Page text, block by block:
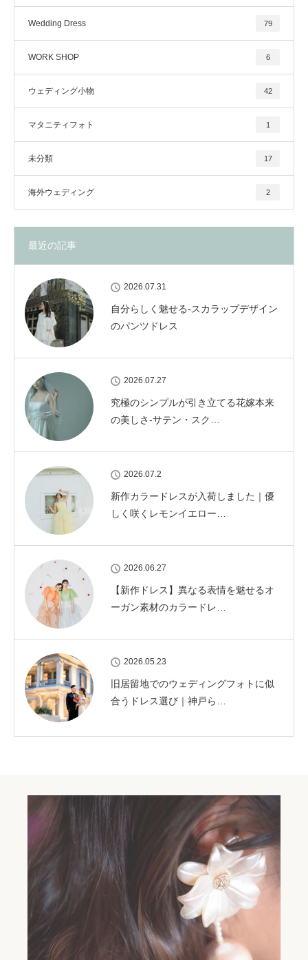
Wedding Dress 79
WORK SHOP 6
ウェディング小物 42
マタニティフォト 1
未分類 17
海外ウェディング 2
最近の記事
2026.07.31
自分らしく魅せる-スカラップデザイン
のパンツドレス
2026.07.27
究極のシンプルが引き立てる花嫁本来
の美しさ-サテン・スク…
2026.07.2
新作カラードレスが入荷しました｜優
しく咲くレモンイエロー…
2026.06.27
【新作ドレス】異なる表情を魅せるオ
ーガン素材のカラードレ…
2026.05.23
旧居留地でのウェディングフォトに似
合うドレス選び｜神戸ら…